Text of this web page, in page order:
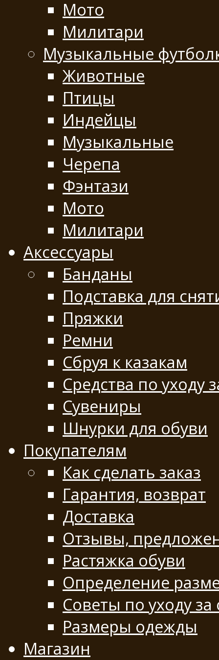
Мото
Милитари
Музыкальные
Животные
Птицы
Индейцы
Музыкальные
Черепа
Фэнтази
Мото
Милитари
Аксессуары
Банданы
Подставка для
Пряжки
Ремни
Сбруя к казакам
Средства по уходу
Сувениры
Шнурки для обуви
Покупателям
Как сделать заказ
Гарантия, возврат
Доставка
Отзывы,
Растяжка обуви
Определение
Советы по уходу
Размеры одежды
Магазин